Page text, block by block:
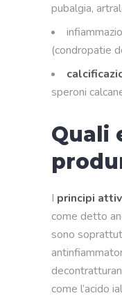
pubalgia,
(condropatie
speroni
Quali
I principi
come detto
sono
come l’acido